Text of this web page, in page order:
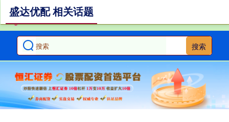
搜索
盛达优配 相关话题